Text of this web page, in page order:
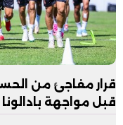
قرار مفاجئ من
قبل مواجهة بادالونا